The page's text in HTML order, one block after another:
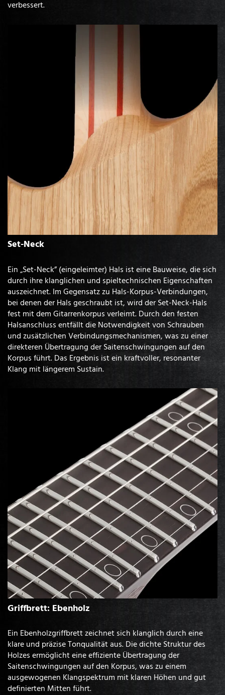
verbessert.
Set-Neck
Ein „Set-Neck” (eingeleimter) Hals ist eine Bauweise, die sich
durch ihre klanglichen und spieltechnischen Eigenschaften
auszeichnet. Im Gegensatz zu Hals-Korpus-Verbindungen,
bei denen der Hals geschraubt ist, wird der Set-Neck-Hals
fest mit dem Gitarrenkorpus verleimt. Durch den festen
Halsanschluss entfällt die Notwendigkeit von Schrauben
und zusätzlichen Verbindungsmechanismen, was zu einer
direkteren Übertragung der Saitenschwingungen auf den
Korpus führt. Das Ergebnis ist ein kraftvoller, resonanter
Klang mit längerem Sustain.
Griffbrett: Ebenholz
Ein Ebenholzgriffbrett zeichnet sich klanglich durch eine
klare und präzise Tonqualität aus. Die dichte Struktur des
Holzes ermöglicht eine effiziente Übertragung der
Saitenschwingungen auf den Korpus, was zu einem
ausgewogenen Klangspektrum mit klaren Höhen und gut
definierten Mitten führt.